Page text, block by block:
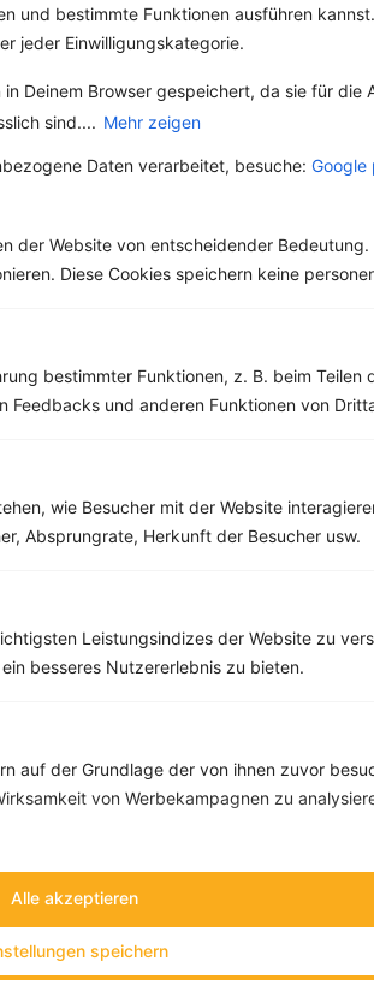
und bestimmte Funktionen ausführen
jeder Einwilligungskategorie.
Deinem Browser gespeichert, da sie für die
sind.... Mehr zeigen
Daten verarbeitet, besuche: Google
der Website von entscheidender Bedeutung.
Diese Cookies speichern keine
bestimmter Funktionen, z. B. beim Teilen
Feedbacks und anderen Funktionen von
wie Besucher mit der Website
Absprungrate, Herkunft der Besucher usw.
Leistungsindizes der Website zu
besseres Nutzererlebnis zu bieten.
auf der Grundlage der von ihnen zuvor
von Werbekampagnen zu
speichern
Alle akzeptieren
Stoff
Küche
Malabarküste in Indien.
Dort ist auch das
Klima...
Protein Rezepte
›
Kalorien:397 kcal
Fett:9 g
Fett:13 g
Kohlehydrate:81 g